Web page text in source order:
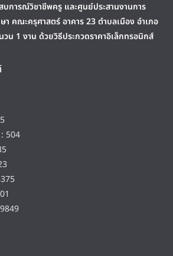
การณ์วิชาชีพครู และศูนย์ประสานงานการ
า คณะครุศาสตร์ อาคาร 23 ตำบลเมือง อำเภอ
วน 1 งาน ด้วยวิธีประกวดราคาอิเล็กทรอนิกส์
504